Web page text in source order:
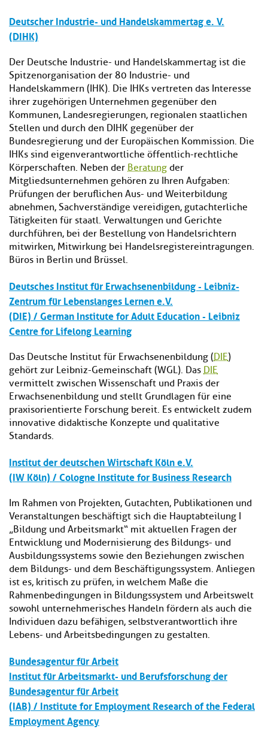
Deutscher Industrie- und Handelskammertag e. V.
(DIHK)
Der Deutsche Industrie- und Handelskammertag ist die
Spitzenorganisation der 80 Industrie- und
Handelskammern (IHK). Die IHKs vertreten das Interesse
ihrer zugehörigen Unternehmen gegenüber den
Kommunen, Landesregierungen, regionalen staatlichen
Stellen und durch den DIHK gegenüber der
Bundesregierung und der Europäischen Kommission. Die
IHKs sind eigenverantwortliche öffentlich-rechtliche
Körperschaften. Neben der Beratung der
Mitgliedsunternehmen gehören zu Ihren Aufgaben:
Prüfungen der beruflichen Aus- und Weiterbildung
abnehmen, Sachverständige vereidigen, gutachterliche
Tätigkeiten für staatl. Verwaltungen und Gerichte
durchführen, bei der Bestellung von Handelsrichtern
mitwirken, Mitwirkung bei Handelsregistereintragungen.
Büros in Berlin und Brüssel.
Deutsches Institut für Erwachsenenbildung - Leibniz-
Zentrum für Lebenslanges Lernen e.V.
(DIE) / German Institute for Adult Education - Leibniz
Centre for Lifelong Learning
Das Deutsche Institut für Erwachsenenbildung (DIE)
gehört zur Leibniz-Gemeinschaft (WGL). Das DIE
vermittelt zwischen Wissenschaft und Praxis der
Erwachsenenbildung und stellt Grundlagen für eine
praxisorientierte Forschung bereit. Es entwickelt zudem
innovative didaktische Konzepte und qualitative
Standards.
Institut der deutschen Wirtschaft Köln e.V.
(IW Köln) / Cologne Institute for Business Research
Im Rahmen von Projekten, Gutachten, Publikationen und
Veranstaltungen beschäftigt sich die Hauptabteilung I
„Bildung und Arbeitsmarkt“ mit aktuellen Fragen der
Entwicklung und Modernisierung des Bildungs- und
Ausbildungssystems sowie den Beziehungen zwischen
dem Bildungs- und dem Beschäftigungssystem. Anliegen
ist es, kritisch zu prüfen, in welchem Maße die
Rahmenbedingungen in Bildungssystem und Arbeitswelt
sowohl unternehmerisches Handeln fördern als auch die
Individuen dazu befähigen, selbstverantwortlich ihre
Lebens- und Arbeitsbedingungen zu gestalten.
Bundesagentur für Arbeit
Institut für Arbeitsmarkt- und Berufsforschung der
Bundesagentur für Arbeit
(IAB) / Institute for Employment Research of the Federal
Employment Agency